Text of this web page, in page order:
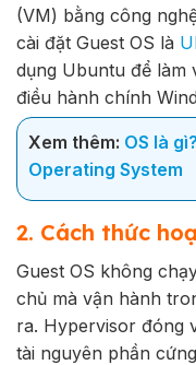
(VM) bằng công
cài đặt Guest OS là
dụng Ubuntu để làm
điều hành chính
Xem thêm: OS là
Operating System
2. Cách thức
Guest OS không
chủ mà vận hành
ra. Hypervisor đóng
tài nguyên phần